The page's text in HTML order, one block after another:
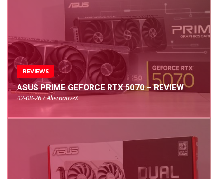
REVIEWS
ASUS PRIME GEFORCE RTX 5070 – REVIEW
02-08-26 / AlternativeX